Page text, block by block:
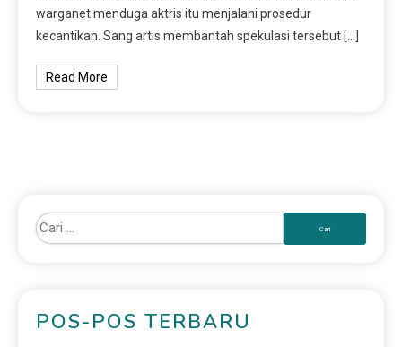
warganet menduga aktris itu menjalani prosedur
kecantikan. Sang artis membantah spekulasi tersebut […]
Read More
POS-POS TERBARU